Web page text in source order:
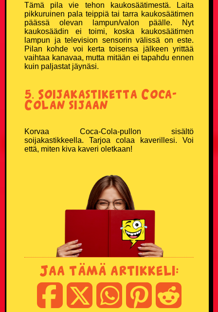
Tämä pila vie tehon kaukosäätimestä. Laita
pikkuruinen pala teippiä tai tarra kaukosäätimen
päässä olevan lampun/valon päälle. Nyt
kaukosäädin ei toimi, koska kaukosäätimen
lampun ja television sensorin välissä on este.
Pilan kohde voi kerta toisensa jälkeen yrittää
vaihtaa kanavaa, mutta mitään ei tapahdu ennen
kuin paljastat jäynäsi.
5. Soijakastiketta Coca-
Colan sijaan
Korvaa Coca-Cola-pullon sisältö
soijakastikkeella. Tarjoa colaa kaverillesi. Voi
että, miten kiva kaveri oletkaan!
Jaa tämä artikkeli: